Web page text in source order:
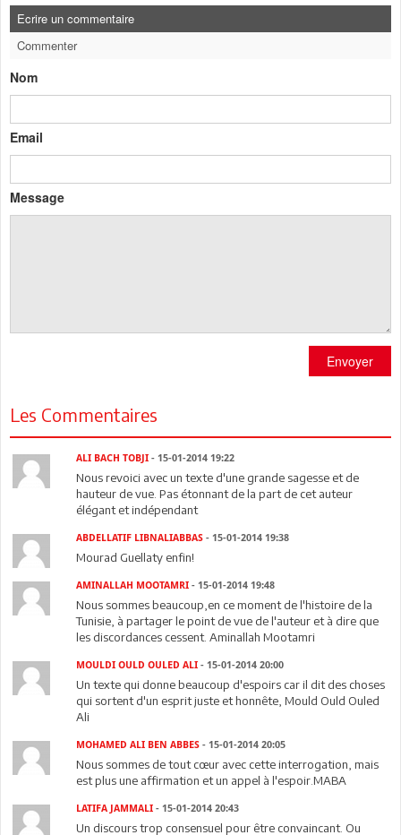
Ecrire un commentaire
Commenter
Nom
Email
Message
Envoyer
Les Commentaires
ALI BACH TOBJI - 15-01-2014 19:22
Nous revoici avec un texte d'une grande sagesse et de
hauteur de vue. Pas étonnant de la part de cet auteur
élégant et indépendant
ABDELLATIF LIBNALIABBAS - 15-01-2014 19:38
Mourad Guellaty enfin!
AMINALLAH MOOTAMRI - 15-01-2014 19:48
Nous sommes beaucoup,en ce moment de l'histoire de la
Tunisie, à partager le point de vue de l'auteur et à dire que
les discordances cessent. Aminallah Mootamri
MOULDI OULD OULED ALI - 15-01-2014 20:00
Un texte qui donne beaucoup d'espoirs car il dit des choses
qui sortent d'un esprit juste et honnête, Mould Ould Ouled
Ali
MOHAMED ALI BEN ABBES - 15-01-2014 20:05
Nous sommes de tout cœur avec cette interrogation, mais
est plus une affirmation et un appel à l'espoir.MABA
LATIFA JAMMALI - 15-01-2014 20:43
Un discours trop consensuel pour être convaincant. Ou